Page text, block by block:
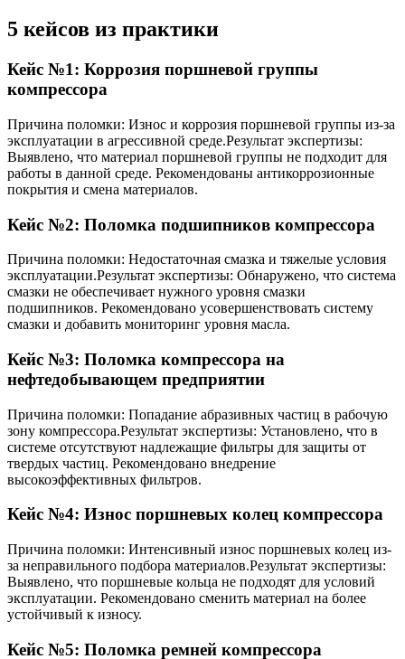
5 кейсов из практики
Кейс №1: Коррозия поршневой группы
компрессора
Причина поломки: Износ и коррозия поршневой группы из-за
эксплуатации в агрессивной среде.Результат экспертизы:
Выявлено, что материал поршневой группы не подходит для
работы в данной среде. Рекомендованы антикоррозионные
покрытия и смена материалов.
Кейс №2: Поломка подшипников компрессора
Причина поломки: Недостаточная смазка и тяжелые условия
эксплуатации.Результат экспертизы: Обнаружено, что система
смазки не обеспечивает нужного уровня смазки
подшипников. Рекомендовано усовершенствовать систему
смазки и добавить мониторинг уровня масла.
Кейс №3: Поломка компрессора на
нефтедобывающем предприятии
Причина поломки: Попадание абразивных частиц в рабочую
зону компрессора.Результат экспертизы: Установлено, что в
системе отсутствуют надлежащие фильтры для защиты от
твердых частиц. Рекомендовано внедрение
высокоэффективных фильтров.
Кейс №4: Износ поршневых колец компрессора
Причина поломки: Интенсивный износ поршневых колец из-
за неправильного подбора материалов.Результат экспертизы:
Выявлено, что поршневые кольца не подходят для условий
эксплуатации. Рекомендовано сменить материал на более
устойчивый к износу.
Кейс №5: Поломка ремней компрессора